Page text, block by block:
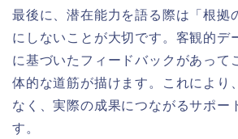
最後に、潜在能力を語る際は「根拠
にしないことが大切です。客観的デ
に基づいたフィードバックがあって
体的な道筋が描けます。これにより
なく、実際の成果につながるサポー
す。